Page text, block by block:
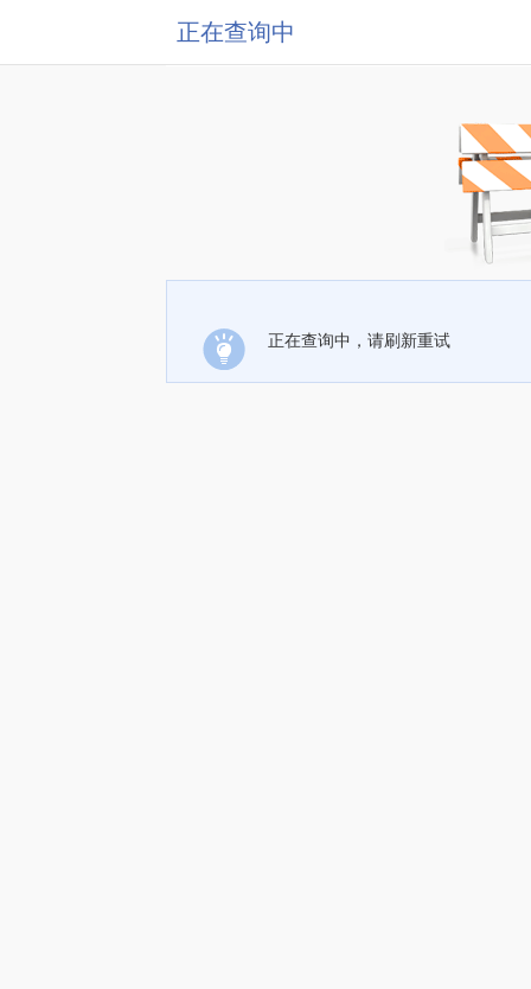
正在查询中
正在查询中，请刷新重试